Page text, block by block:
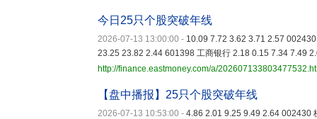
今日25只个股突破年线
2026-07-13 13:00:00 - 10.09 7.72 3.62 3.71 2.57
23.25 23.82 2.44 601398 工商银行 2.18 0.15 7.34 7.49
http://finance.eastmoney.com/a/
【盘中播报】25只个股突破年线
2026-07-13 10:53:00 - 4.86 2.01 9.25 9.49 2.64 002430